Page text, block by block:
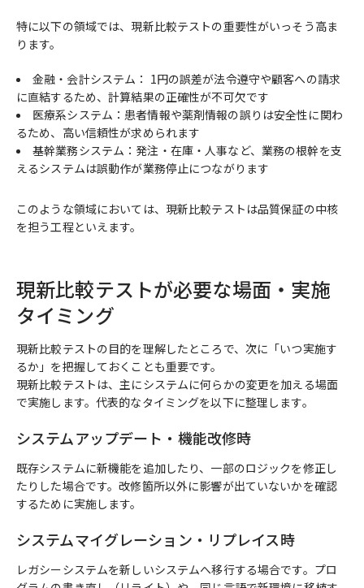
特に以下の領域では、現新比較テストの重要性がいっそう高ま
ります。
金融・会計システム： 1円の誤差が法令遵守や顧客への請求
に直結するため、計算結果の正確性が不可欠です
医療系システム：患者情報や薬剤情報の誤りは安全性に関わ
るため、高い信頼性が求められます
基幹業務システム：発注・在庫・人事など、業務の根幹を支
えるシステムは誤動作が業務停止につながります
このような領域においては、現新比較テストは品質保証の中核
を担う工程といえます。
現新比較テストが必要な場面・実施
タイミング
現新比較テストの目的を理解したところで、次に「いつ実施す
るか」を把握しておくことも重要です。
現新比較テストは、主にシステムに何らかの変更を加える場面
で実施します。代表的なタイミングを以下に整理します。
システムアップデート・機能改修時
既存システムに新機能を追加したり、一部のロジックを修正し
たりした場合です。改修箇所以外に影響が出ていないかを確認
するために実施します。
システムマイグレーション・リプレイス時
レガシーシステムを新しいシステムへ移行する場合です。プロ